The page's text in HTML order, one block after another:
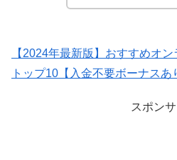
【2024年最新版】おすすめオ
トップ10【入金不要ボーナスあ
スポン